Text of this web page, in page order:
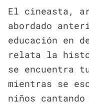
El cineasta,
abordado
educación en
relata la
se encuentra
mientras se
niños cantando